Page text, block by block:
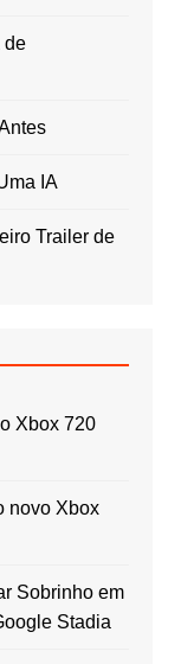
de
IA
Trailer de
Xbox 720
novo Xbox
Sobrinhoem
Stadia